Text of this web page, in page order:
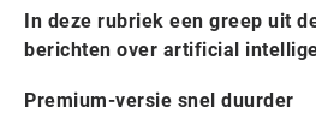
In deze rubriek een greep uit
berichten over artificial
Premium-versie snel duurder